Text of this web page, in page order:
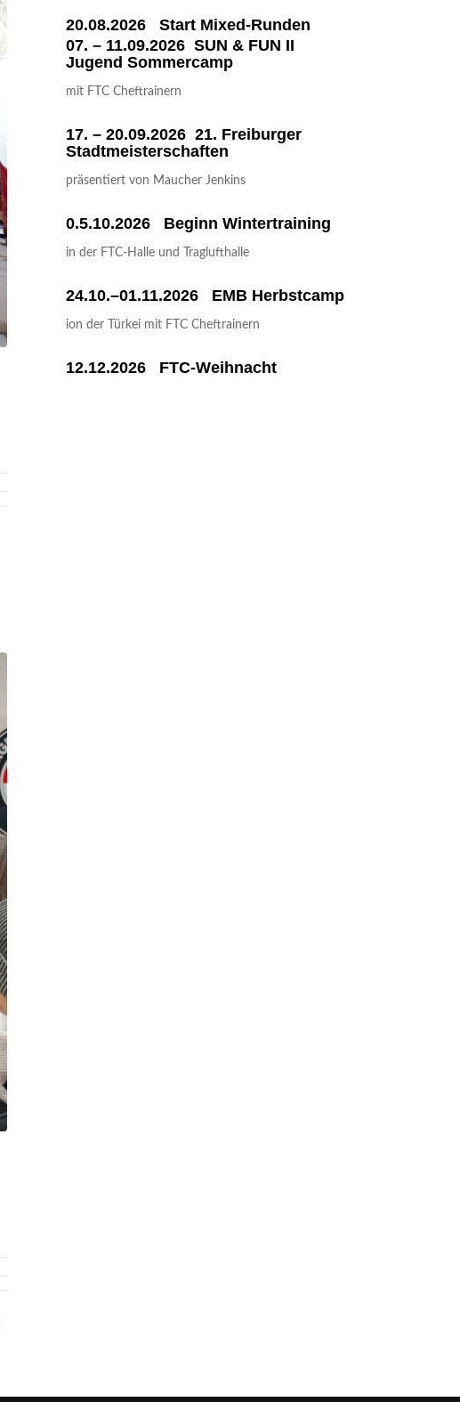
20.08.2026 Start Mixed-Runden
07. – 11.09.2026 SUN & FUN II
Jugend Sommercamp
mit FTC Cheftrainern
17. – 20.09.2026 21. Frei­bur­ger
Stadtmeisterschaften
prä­sen­tiert von Mau­cher Jenkins
0.5.10.2026 Beginn Wintertraining
in der FTC-Hal­le und Traglufthalle
24.10.–01.11.2026 EMB Herbstcamp
ion der Tür­kei mit FTC Cheftrainern
12.12.2026 FTC-Weih­nacht